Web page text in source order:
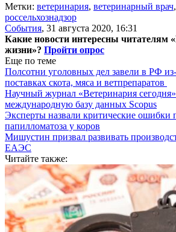
Метки: ветеринария, ветеринарный врач,
россельхознадзор
События, 31 августа 2020, 16:31
Какие новости интересны читателям
жизни»? Пройти опрос
Еще по теме
Полсотни уголовных дел завели в РФ
поставках скота, мяса и ветпрепаратов
Научный журнал «Ветеринария
международную базу данных Scopus
Эксперты назвали критические ошибки
папилломатоза у коров
Мишустин призвал развивать
ЕАЭС
Читайте также: